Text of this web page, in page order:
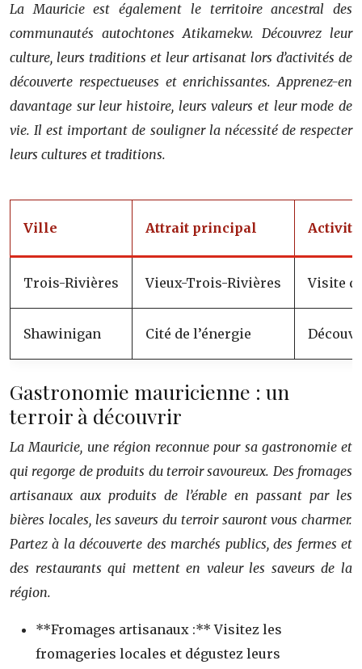
La Mauricie est également le territoire ancestral des
communautés autochtones Atikamekw. Découvrez leur
culture, leurs traditions et leur artisanat lors d’activités de
découverte respectueuses et enrichissantes. Apprenez-en
davantage sur leur histoire, leurs valeurs et leur mode de
vie. Il est important de souligner la nécessité de respecter
leurs cultures et traditions.
Ville Attrait principal Activité
Trois-Rivières Vieux-Trois-Rivières Visite
Shawinigan Cité de l’énergie
Gastronomie mauricienne : un
terroir à découvrir
La Mauricie, une région reconnue pour sa gastronomie et
qui regorge de produits du terroir savoureux. Des fromages
artisanaux aux produits de l’érable en passant par les
bières locales, les saveurs du terroir sauront vous charmer.
Partez à la découverte des marchés publics, des fermes et
des restaurants qui mettent en valeur les saveurs de la
région.
**Fromages artisanaux :** Visitez les
fromageries locales et dégustez leurs